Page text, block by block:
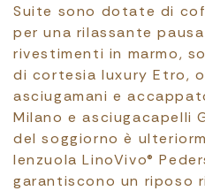
Suite sono dotate di
per una rilassante
rivestimenti in marmo,
di cortesia luxury Etro,
asciugamani e
Milano e asciugacapelli
del soggiorno è
lenzuola LinoVivo®
garantiscono un riposo